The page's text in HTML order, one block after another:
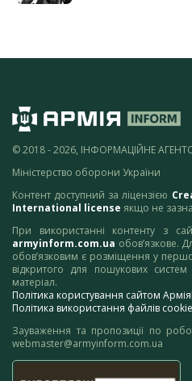
© 2018 - 2026, ІНФОРМАЦІЙНЕ
Міністерство оборони України
Контент доступний за ліцензією
International license якщо не
При використанні контенту з
armyinform.com.ua обов’язкове.
обов’язковим є розміщення у
відкритого для пошукових
матеріал.
Політика користування сайтом
Політика використання файлів cookie
Зауваження та пропозиції по
webmaster@armyinform.com.ua